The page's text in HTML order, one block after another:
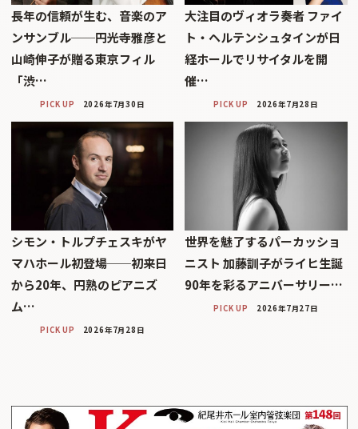
長年の信頼が生む、音楽のア
ンサンブル──円光寺雅彦と
山崎伸子が贈る東京フィル
「渋…
PICK UP 2026年7月30日
大注目のヴィオラ奏者 ファイ
ト・ヘルテンシュタインが日
経ホールでリサイタルを開
催…
PICK UP 2026年7月28日
シモン・トルプチェスキがヤ
マハホール初登場──初来日
から20年、円熟のピアニズ
ム…
PICK UP 2026年7月28日
世界を魅了するパーカッショ
ニスト 加藤訓子がライヒ生誕
90年を彩るアニバーサリー…
PICK UP 2026年7月27日